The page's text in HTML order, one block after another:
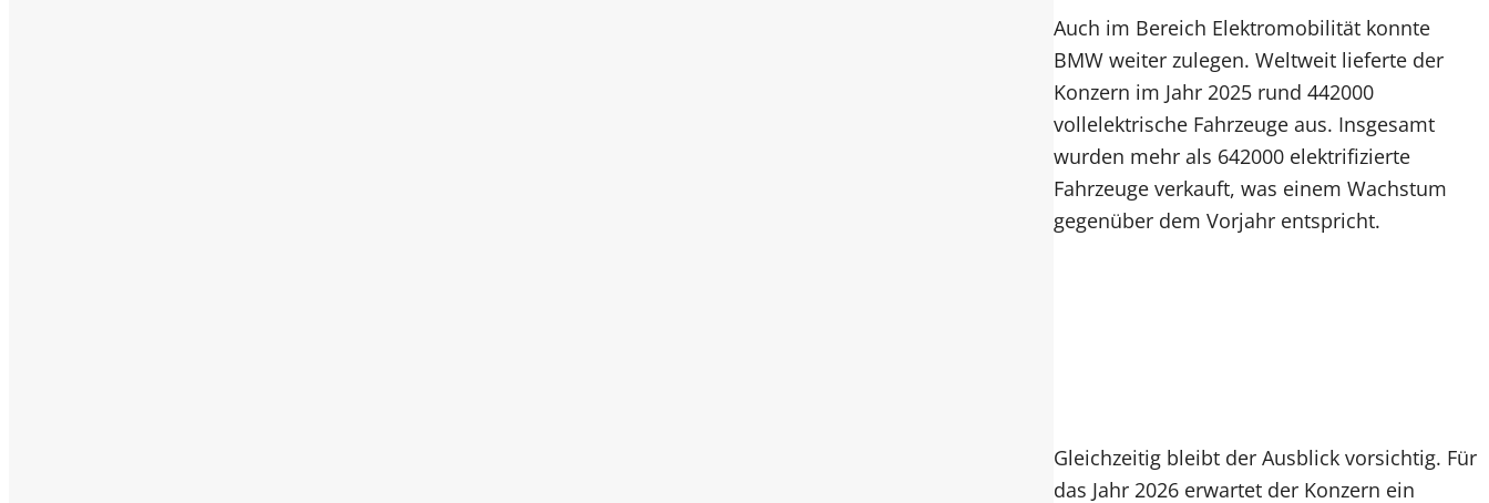
Auch im Bereich Elektromobilität konnte
BMW weiter zulegen. Weltweit lieferte der
Konzern im Jahr 2025 rund 442000
vollelektrische Fahrzeuge aus. Insgesamt
wurden mehr als 642000 elektrifizierte
Fahrzeuge verkauft, was einem Wachstum
gegenüber dem Vorjahr entspricht.
Gleichzeitig bleibt der Ausblick vorsichtig. Für
das Jahr 2026 erwartet der Konzern ein